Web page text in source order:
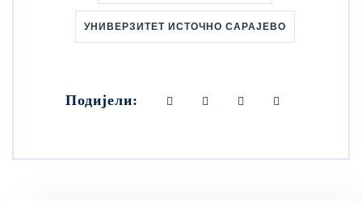
УНИВЕРЗИТЕТ ИСТОЧНО САРАЈЕВО
Подијели: